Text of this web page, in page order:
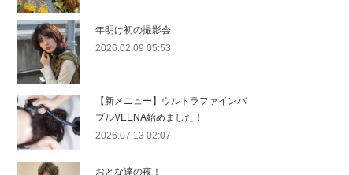
年明け初の撮影会
2026.02.09 05:53
【新メニュー】ウルトラファインバ
ブルVEENA始めました！
2026.07.13 02:07
おとな達の夜！